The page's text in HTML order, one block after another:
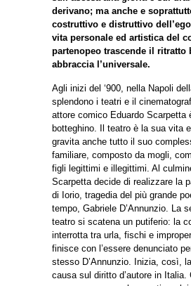
derivano; ma anche e
costruttivo e distruttivo
vita personale ed artistica del
partenopeo trascende il ritratto
abbraccia l’universale.
Agli inizi del ‘900, nella Napoli
splendono i teatri e il
attore comico Eduardo Scarpetta
botteghino. Il teatro è la sua vita
gravita anche tutto il suo
familiare, composto da mogli,
figli legittimi e illegittimi. Al
Scarpetta decide di realizzare la
di Iorio, tragedia del più grande
tempo, Gabriele D’Annunzio. La
teatro si scatena un putiferio: la
interrotta tra urla, fischi e
finisce con l’essere denunciato
stesso D’Annunzio. Inizia, così,
causa sul diritto d’autore in Italia.